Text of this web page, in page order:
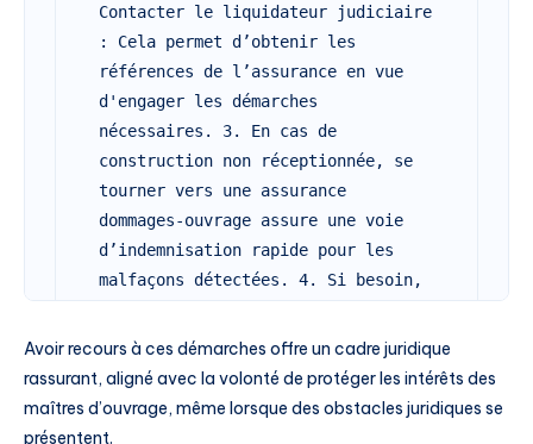
Contacter le liquidateur judiciaire
: Cela permet d’obtenir les
références de l’assurance en vue
d'engager les démarches
nécessaires. 3. En cas de
construction non réceptionnée, se
tourner vers une assurance
dommages-ouvrage assure une voie
d’indemnisation rapide pour les
malfaçons détectées. 4. Si besoin,
pour évaluer l’ampleur des
dommages.
Avoir recours à ces démarches offre un cadre juridique
rassurant, aligné avec la volonté de protéger les intérêts des
maîtres d’ouvrage, même lorsque des obstacles juridiques se
présentent.